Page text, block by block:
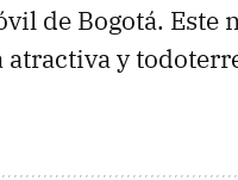
de Bogotá. Este
y